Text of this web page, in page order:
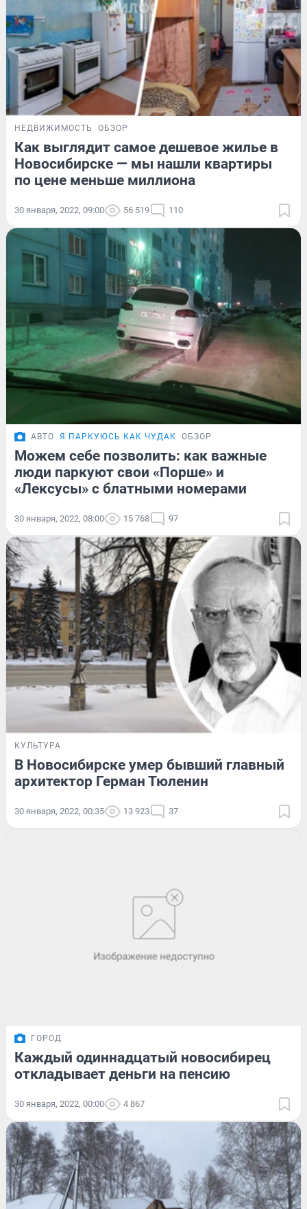
НЕДВИЖИМОСТЬ ОБЗОР
Как выглядит самое дешевое жилье в
Новосибирске — мы нашли квартиры
по цене меньше миллиона
30 января, 2022, 09:00 56 519 110
АВТО Я ПАРКУЮСЬ КАК ЧУДАК ОБЗОР
Можем себе позволить: как важные
люди паркуют свои «Порше» и
«Лексусы» с блатными номерами
30 января, 2022, 08:00 15 768 97
КУЛЬТУРА
В Новосибирске умер бывший главный
архитектор Герман Тюленин
30 января, 2022, 00:35 13 923 37
ГОРОД
Каждый одиннадцатый новосибирец
откладывает деньги на пенсию
30 января, 2022, 00:00 4 867